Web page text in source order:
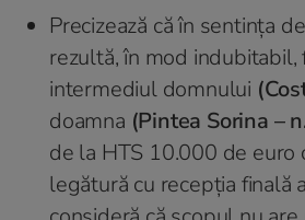
Precizează că în sentința
rezultă, în mod indubitabil,
intermediul domnului
doamna (Pintea Sorina –
de la HTS 10.000 de euro
legătură cu recepția finală